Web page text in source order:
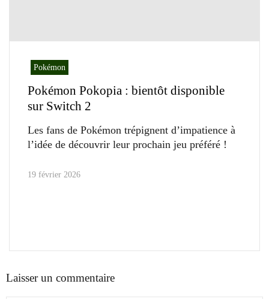
Pokémon
Pokémon Pokopia : bientôt disponible
sur Switch 2
Les fans de Pokémon trépignent d’impatience à
l’idée de découvrir leur prochain jeu préféré !
19 février 2026
Laisser un commentaire